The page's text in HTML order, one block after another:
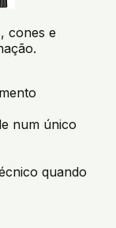
cones e
num único
quando